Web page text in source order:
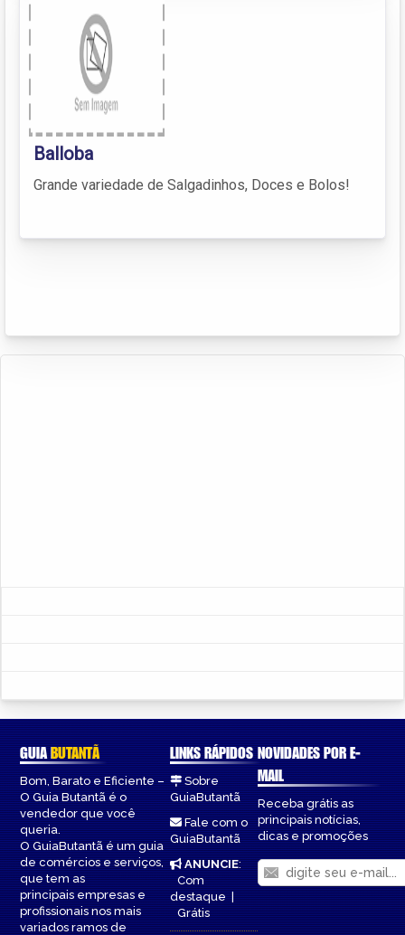
Balloba
Grande variedade de Salgadinhos, Doces e Bolos!
GUIABUTANTÃ
Bom, Barato e Eficiente –
O Guia Butantã é o
vendedor que você
queria.
O GuiaButantã é um guia
de comércios e serviços,
que tem as
principais empresas e
profissionais nos mais
variados ramos de
LINKS RÁPIDOS
Sobre
GuiaButantã
Fale com o
GuiaButantã
ANUNCIE:
Com
destaque|
Grátis
NOVIDADES POR E-
MAIL
Receba grátis as
principais notícias,
dicas e promoções